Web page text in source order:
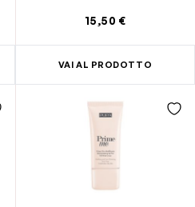
15,50 €
VAI AL PRODOTTO